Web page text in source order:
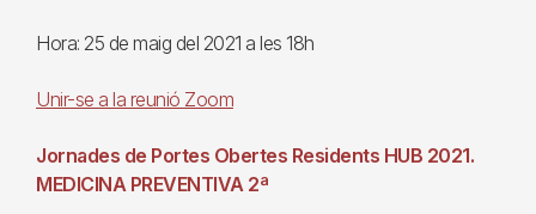
Hora: 25 de maig del 2021 a les 18h
Unir-se a la reunió Zoom
Jornades de Portes Obertes Residents HUB 2021.
MEDICINA PREVENTIVA 2ª